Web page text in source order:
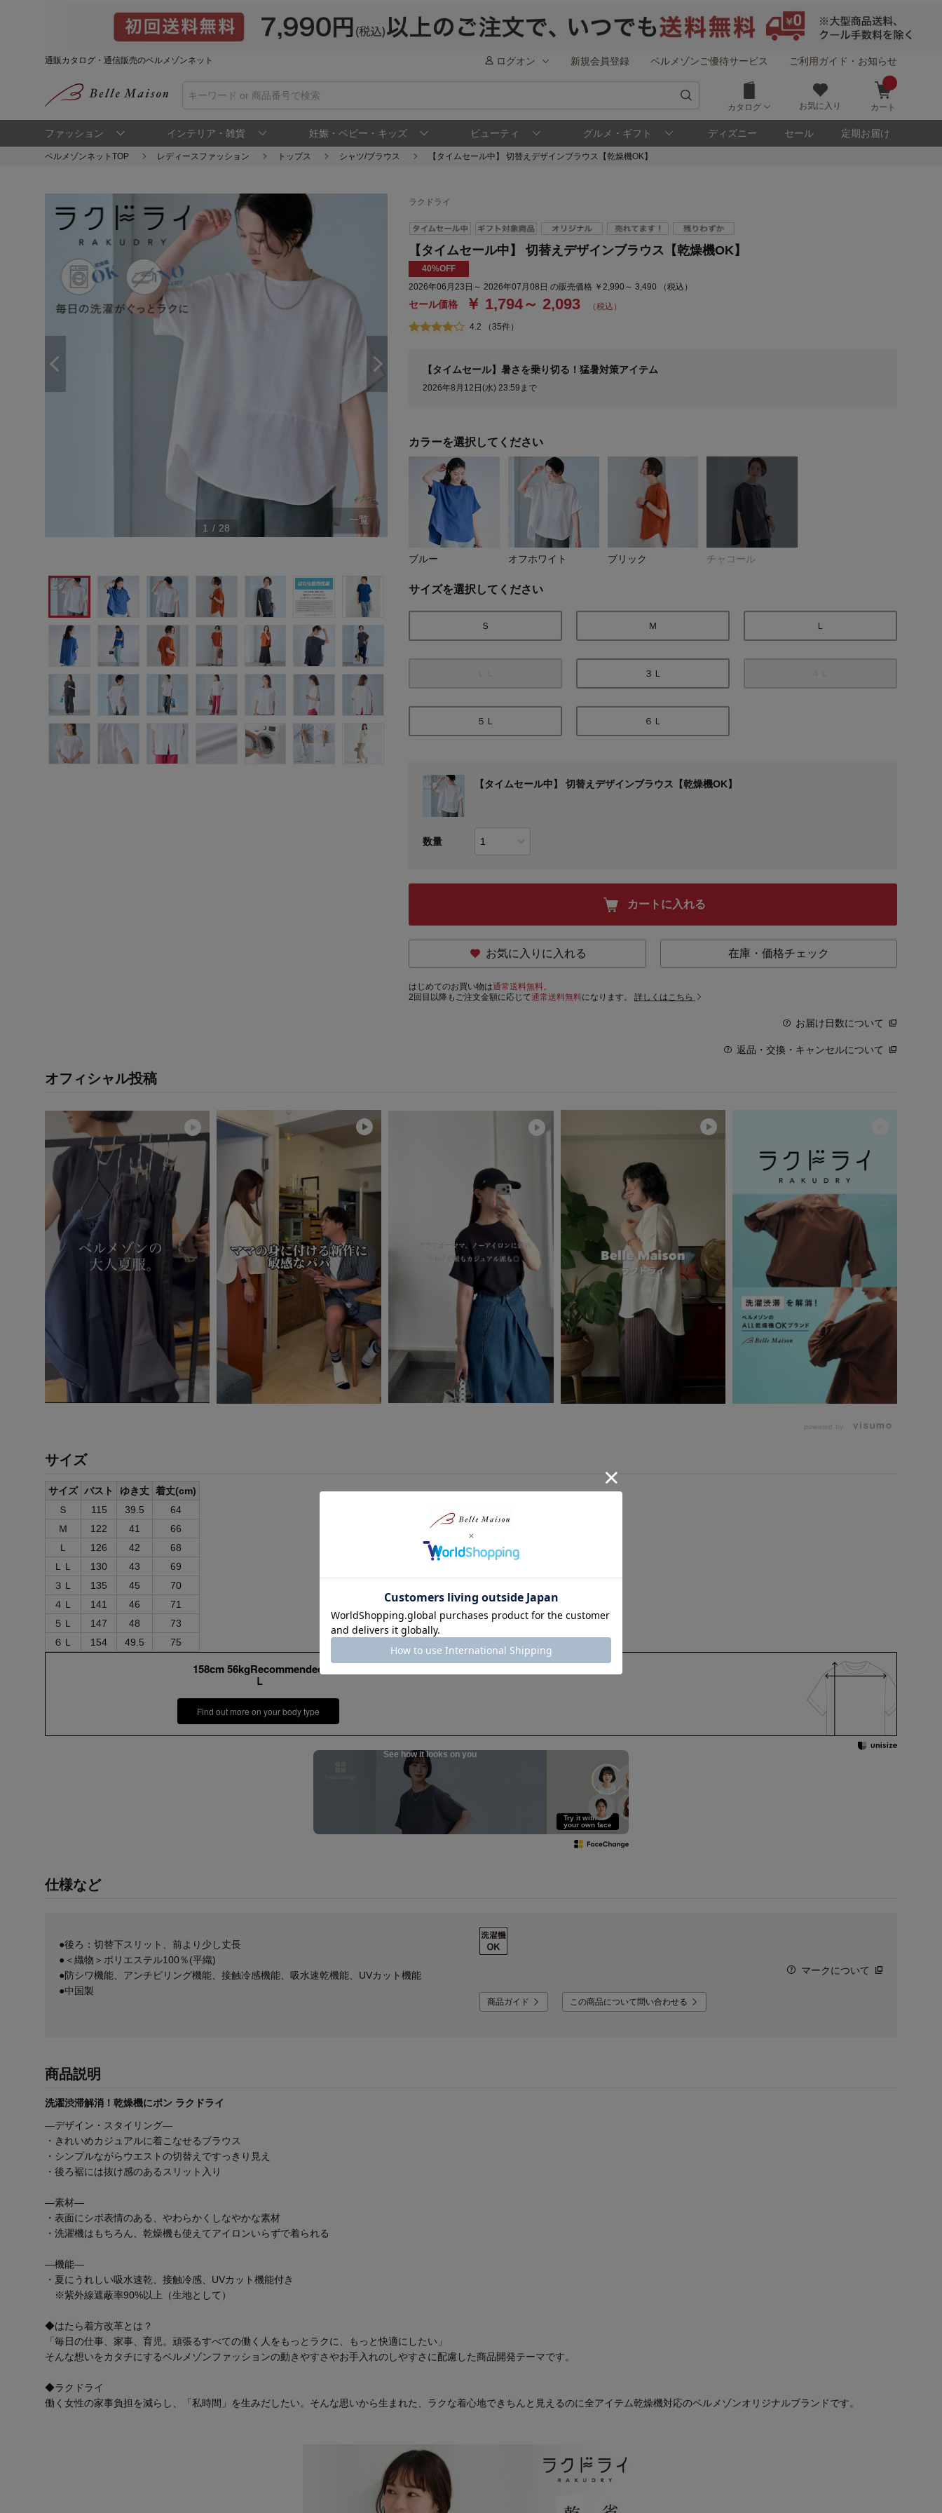
通販カタログ・通信販売のベルメゾンネット ログオン 新規会員登録 ベルメゾンご優待サービス ご利用ガイド・お知らせ
カタログ お気に入り カート
ファッション インテリア・雑貨 妊娠・ベビー・キッズ ビューティ グルメ・ギフト ディズニー セール 定期お届け
ベルメゾンネットTOP レディースファッション トップス シャツ/ブラウス 【タイムセール中】 切替えデザインブラウス【乾燥機OK】
ブルー
1 / 28
一覧
ラクドライ
【タイムセール中】 切替えデザインブラウス【乾燥機OK】
40%OFF
2026年06月23日～ 2026年07月08日 の販売価格 ￥2,990～ 3,490 （税込）
セール価格 ￥ 1,794～ 2,093 （税込）
4.2 （35件）
【タイムセール】暑さを乗り切る！猛暑対策アイテム
2026年8月12日(水) 23:59まで
カラーを選択してください
ブルー オフホワイト ブリック チャコール
サイズを選択してください
Ｓ Ｍ Ｌ
３Ｌ
５Ｌ ６Ｌ
【タイムセール中】 切替えデザインブラウス【乾燥機OK】
数量
カートに入れる
お気に入りに入れる 在庫・価格チェック
はじめてのお買い物は通常送料無料。
2回目以降もご注文金額に応じて通常送料無料になります。詳しくはこちら
お届け日数について
返品・交換・キャンセルについて
オフィシャル投稿
powered by
サイズ
サイズ バスト ゆき丈 着丈(cm)
Ｓ
115 39.5
64
Ｍ
122 41
66
Ｌ
126 42
68
ＬＬ
130 43
69
３Ｌ
135 45
70
４Ｌ
141 46
71
５Ｌ
147 48
73
６Ｌ
154 49.5 75
158cm 56kgRecommended
Ｌ
Find out more on your body type
See how it looks on you
Try it with
your own face
仕様など
●後ろ：切替下スリット、前より少し丈長
●＜織物＞ポリエステル100％(平織)
●防シワ機能、アンチピリング機能、接触冷感機能、吸水速乾機能、UVカット機能
●中国製
マークについて
商品ガイド この商品について問い合わせる
商品説明
洗濯渋滞解消！乾燥機にポン ラクドライ
―デザイン・スタイリング―
・きれいめカジュアルに着こなせるブラウス
・シンプルながらウエストの切替えですっきり見え
・後ろ裾には抜け感のあるスリット入り
―素材―
・表面にシボ表情のある、やわらかくしなやかな素材
・洗濯機はもちろん、乾燥機も使えてアイロンいらずで着られる
―機能―
・夏にうれしい吸水速乾、接触冷感、UVカット機能付き
※紫外線遮蔽率90%以上（生地として）
◆はたら着方改革とは？
「毎日の仕事、家事、育児。頑張るすべての働く人をもっとラクに、もっと快適にしたい」
そんな想いをカタチにするベルメゾンファッションの動きやすさやお手入れのしやすさに配慮した商品開発テーマです。
◆ラクドライ
働く女性の家事負担を減らし、「私時間」を生みだしたい。そんな思いから生まれた、ラクな着心地できちんと見えるのに全アイテム乾燥機対応のベルメゾンオリジナルブランドです。